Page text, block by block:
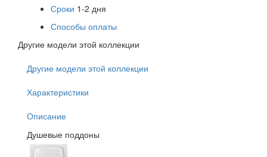
Сроки 1-2 дня
Способы оплаты
Другие модели этой коллекции
Другие модели этой коллекции
Характеристики
Описание
Душевые поддоны